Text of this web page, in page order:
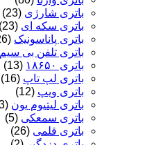
باتری شارژی (23)
باتری سکه ای (23)
باتری پاناسونیک (26)
باتری تلفن بی سیم
باتری ۱۸۶۵۰
(13)
باتری لپ تاپ (16)
باتری ویپ (12)
باتری لیتیوم یون (13)
باتری سمعکی (5)
باتری قلمی (26)